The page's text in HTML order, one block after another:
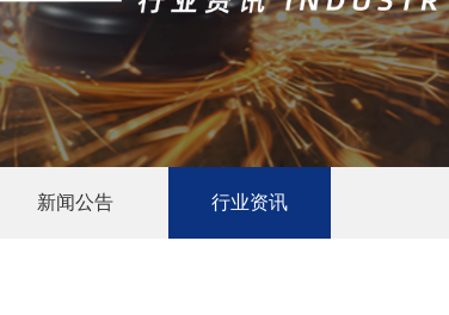
新闻公告 行业资讯